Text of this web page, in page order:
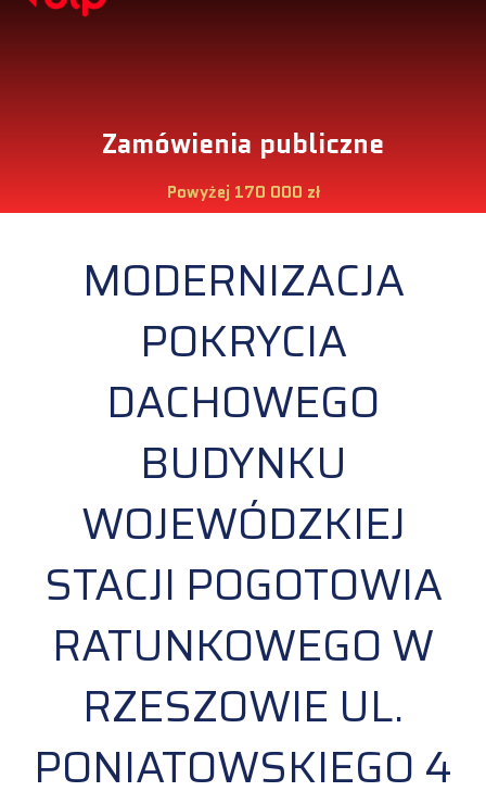
Zamówienia publiczne
Powyżej 170 000 zł
MODERNIZACJA
POKRYCIA
DACHOWEGO
BUDYNKU
WOJEWÓDZKIEJ
STACJI POGOTOWIA
RATUNKOWEGO W
RZESZOWIE UL.
PONIATOWSKIEGO 4